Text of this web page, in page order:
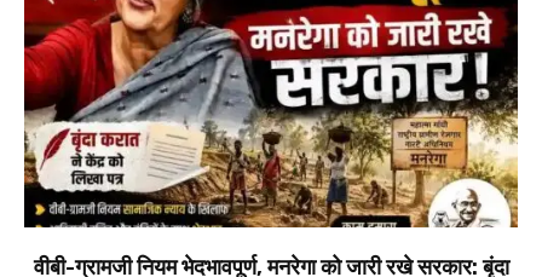
वीबी-ग्रामजी नियम भेदभावपूर्ण, मनरेगा को जारी रखे सरकार: बृंदा